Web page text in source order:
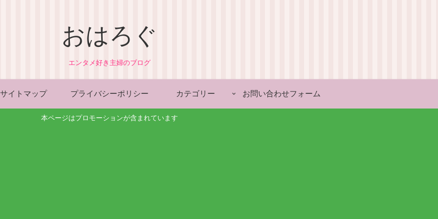
おはろぐ
エンタメ好き主婦のブログ
サイトマップ プライバシーポリシー カテゴリー お問い合わせフォーム
本ページはプロモーションが含まれています